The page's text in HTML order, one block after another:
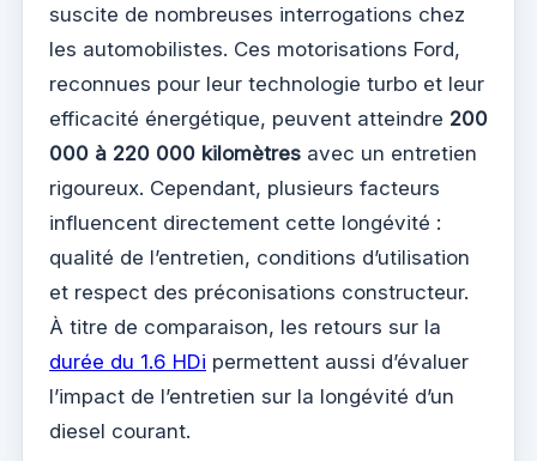
suscite de nombreuses interrogations chez
les automobilistes. Ces motorisations Ford,
reconnues pour leur technologie turbo et leur
efficacité énergétique, peuvent atteindre 200
000 à 220 000 kilomètres avec un entretien
rigoureux. Cependant, plusieurs facteurs
influencent directement cette longévité :
qualité de l’entretien, conditions d’utilisation
et respect des préconisations constructeur.
À titre de comparaison, les retours sur la
durée du 1.6 HDi permettent aussi d’évaluer
l’impact de l’entretien sur la longévité d’un
diesel courant.